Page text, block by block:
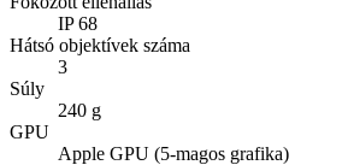
IP 68
Hátsó objektívek száma
3
Súly
240 g
GPU
Apple GPU (5-magos grafika)